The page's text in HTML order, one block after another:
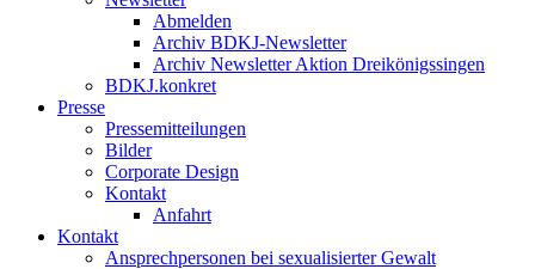
Abmelden
Archiv BDKJ-Newsletter
Archiv Newsletter Aktion Dreikönigssingen
BDKJ.konkret
Presse
Pressemitteilungen
Bilder
Corporate Design
Kontakt
Anfahrt
Kontakt
Ansprechpersonen bei sexualisierter Gewalt